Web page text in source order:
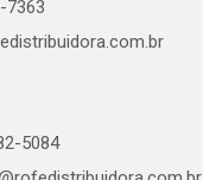
7363
5084